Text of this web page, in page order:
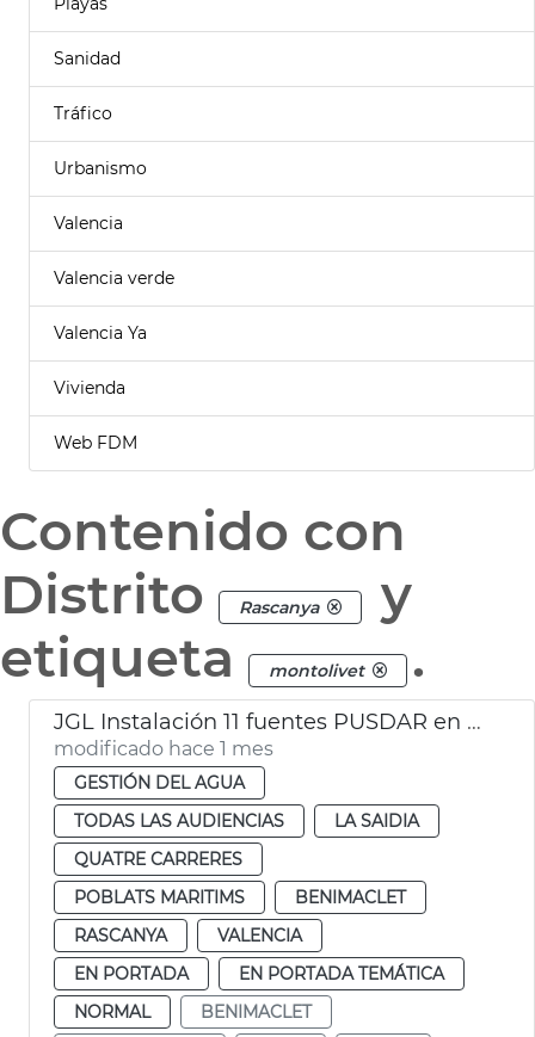
Sanidad
Tráfico
Urbanismo
Valencia
Valencia verde
Valencia Ya
Vivienda
Web FDM
Contenido con
Distrito
Rascanya
y
etiqueta
montolivet .
JGL Instalación 11 fuentes PUSDAR en València
modificado hace 1 mes
GESTIÓN DEL AGUA
TODAS LAS AUDIENCIAS
LA SAIDIA
QUATRE CARRERES
POBLATS MARITIMS
BENIMACLET
RASCANYA
VALENCIA
EN PORTADA
EN PORTADA TEMÁTICA
NORMAL
BENIMACLET